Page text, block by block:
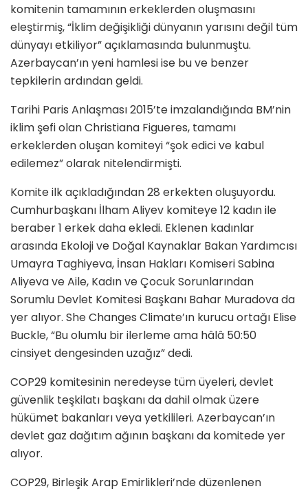
komitenin tamamının erkeklerden oluşmasını
eleştirmiş, “İklim değişikliği dünyanın yarısını değil tüm
dünyayı etkiliyor” açıklamasında bulunmuştu.
Azerbaycan’ın yeni hamlesi ise bu ve benzer
tepkilerin ardından geldi.
Tarihi Paris Anlaşması 2015’te imzalandığında BM’nin
iklim şefi olan Christiana Figueres, tamamı
erkeklerden oluşan komiteyi “şok edici ve kabul
edilemez” olarak nitelendirmişti.
Komite ilk açıkladığından 28 erkekten oluşuyordu.
Cumhurbaşkanı İlham Aliyev komiteye 12 kadın ile
beraber 1 erkek daha ekledi. Eklenen kadınlar
arasında Ekoloji ve Doğal Kaynaklar Bakan Yardımcısı
Umayra Taghiyeva, İnsan Hakları Komiseri Sabina
Aliyeva ve Aile, Kadın ve Çocuk Sorunlarından
Sorumlu Devlet Komitesi Başkanı Bahar Muradova da
yer alıyor. She Changes Climate’ın kurucu ortağı Elise
Buckle, “Bu olumlu bir ilerleme ama hâlâ 50:50
cinsiyet dengesinden uzağız” dedi.
COP29 komitesinin neredeyse tüm üyeleri, devlet
güvenlik teşkilatı başkanı da dahil olmak üzere
hükümet bakanları veya yetkilileri. Azerbaycan’ın
devlet gaz dağıtım ağının başkanı da komitede yer
alıyor.
COP29, Birleşik Arap Emirlikleri’nde düzenlenen